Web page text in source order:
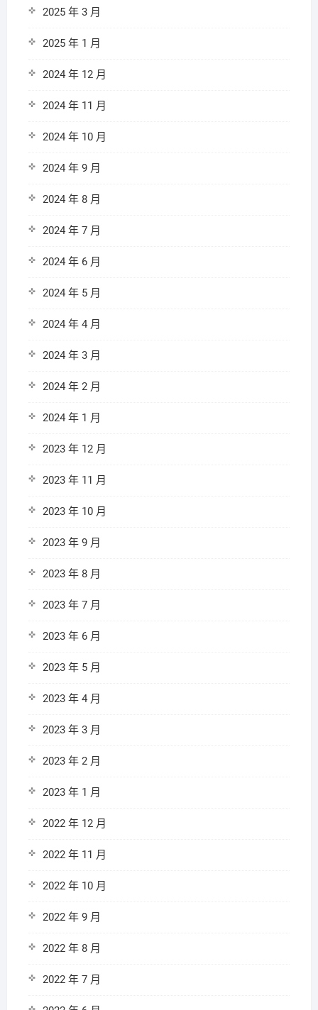
2025 年 3 月
2025 年 1 月
2024 年 12 月
2024 年 11 月
2024 年 10 月
2024 年 9 月
2024 年 8 月
2024 年 7 月
2024 年 6 月
2024 年 5 月
2024 年 4 月
2024 年 3 月
2024 年 2 月
2024 年 1 月
2023 年 12 月
2023 年 11 月
2023 年 10 月
2023 年 9 月
2023 年 8 月
2023 年 7 月
2023 年 6 月
2023 年 5 月
2023 年 4 月
2023 年 3 月
2023 年 2 月
2023 年 1 月
2022 年 12 月
2022 年 11 月
2022 年 10 月
2022 年 9 月
2022 年 8 月
2022 年 7 月